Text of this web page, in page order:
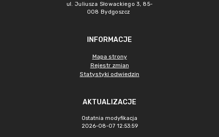
ul. Juliusza Słowackiego 3, 85-
008 Bydgoszcz
INFORMACJE
Mapa strony
Rejestr zmian
Statystyki odwiedzin
AKTUALIZACJE
Ostatnia modyfikacja
2026-08-07 12:53:59